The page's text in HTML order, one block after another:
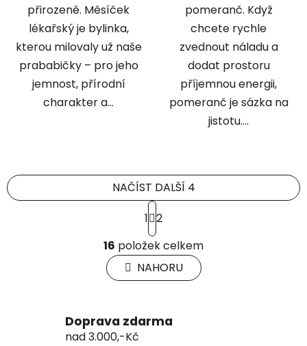
přirozeně. Měsíček
lékařský je bylinka,
kterou milovaly už naše
prababičky – pro jeho
jemnost, přírodní
charakter a...
pomeranč. Když
chcete rychle
zvednout náladu a
dodat prostoru
příjemnou energii,
pomeranč je sázka na
jistotu....
O
v
l
á
c
NAČÍST DALŠÍ 4
S
t
r
á
n
k
o
n
1 2
16 položek celkem
NAHORU
Doprava zdarma
nad 3.000,-Kč